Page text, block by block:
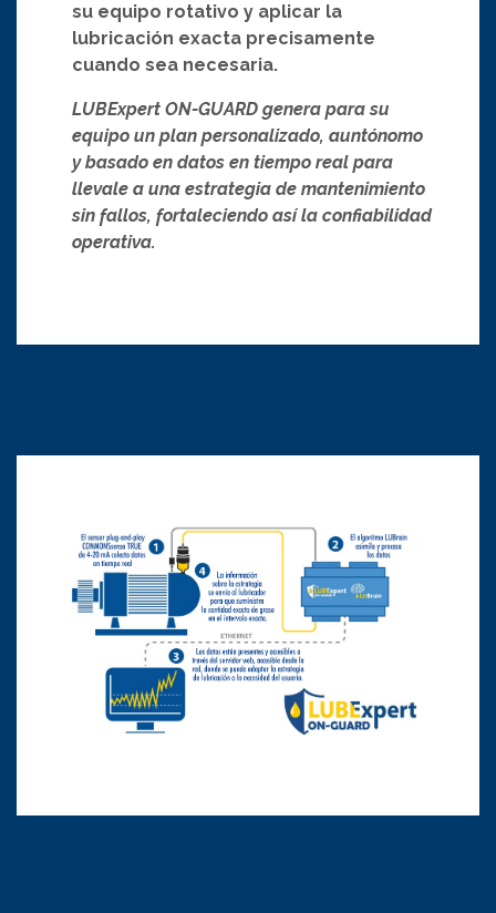
su equipo rotativo y aplicar la
lubricación exacta precisamente
cuando sea necesaria.
LUBExpert ON-GUARD genera para su
equipo un plan personalizado, auntónomo
y basado en datos en tiempo real para
llevale a una estrategia de mantenimiento
sin fallos, fortaleciendo así la confiabilidad
operativa.